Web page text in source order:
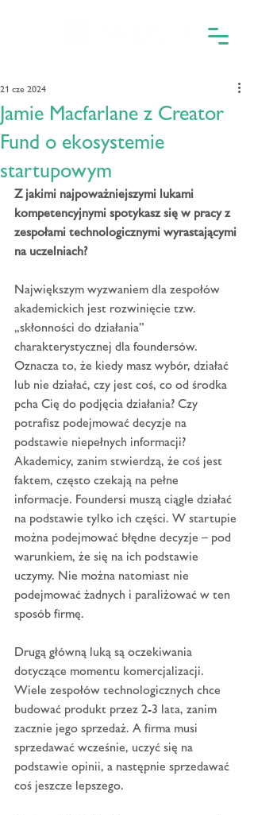
Jamie Macfarlane z Creator
Fund o ekosystemie
startupowym
21 cze 2024
Z jakimi najpoważniejszymi lukami
kompetencyjnymi spotykasz się w pracy z
zespołami technologicznymi wyrastającymi
na uczelniach?
Największym wyzwaniem dla zespołów
akademickich jest rozwinięcie tzw.
„skłonności do działania”
charakterystycznej dla foundersów.
Oznacza to, że kiedy masz wybór, działać
lub nie działać, czy jest coś, co od środka
pcha Cię do podjęcia działania? Czy
potrafisz podejmować decyzje na
podstawie niepełnych informacji?
Akademicy, zanim stwierdzą, że coś jest
faktem, często czekają na pełne
informacje. Foundersi muszą ciągle działać
na podstawie tylko ich części. W startupie
można podejmować błędne decyzje – pod
warunkiem, że się na ich podstawie
uczymy. Nie można natomiast nie
podejmować żadnych i paraliżować w ten
sposób firmę.
Drugą główną luką są oczekiwania
dotyczące momentu komercjalizacji.
Wiele zespołów technologicznych chce
budować produkt przez 2-3 lata, zanim
zacznie jego sprzedaż. A firma musi
sprzedawać wcześnie, uczyć się na
podstawie opinii, a następnie sprzedawać
coś jeszcze lepszego.